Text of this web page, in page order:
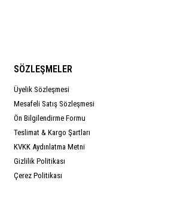
SÖZLEŞMELER
Üyelik Sözleşmesi
Mesafeli Satış Sözleşmesi
Ön Bilgilendirme Formu
Teslimat & Kargo Şartları
KVKK Aydınlatma Metni
Gizlilik Politikası
Çerez Politikası